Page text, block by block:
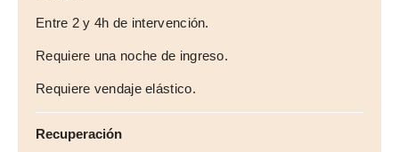
Entre 2 y 4h de intervención.
Requiere una noche de ingreso.
Requiere vendaje elástico.
Recuperación